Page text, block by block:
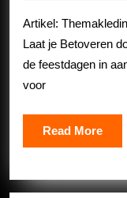
Artikel:
Laat je Betoveren
de feestdagen in
voor
Read MoreRead
More